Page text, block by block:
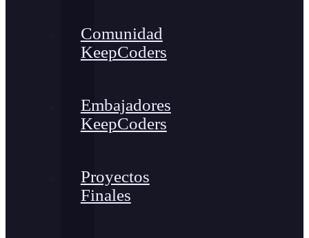
Comunidad
KeepCoders
Embajadores
KeepCoders
Proyectos
Finales